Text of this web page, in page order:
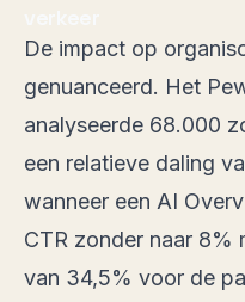
De impact op
genuanceerd. Het
analyseerde 68.000
een relatieve daling
wanneer een AI
CTR zonder naar 8%
van 34,5% voor de